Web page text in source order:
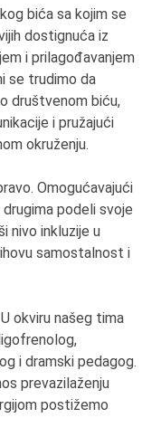
bića sa kojim se
dostignuća iz
i prilagođavanjem
se trudimo da
društvenom biću,
i pružajući
okruženju.
Omogućavajući
podeli svoje
nivo inkluzije u
samostalnost i
okviru našeg tima
i dramski pedagog.
prevazilaženju
postižemo